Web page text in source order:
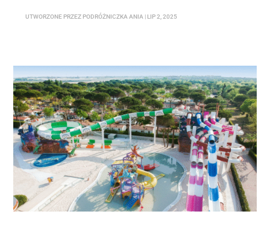
UTWORZONE PRZEZ PODRÓŻNICZKA ANIA | LIP 2, 2025